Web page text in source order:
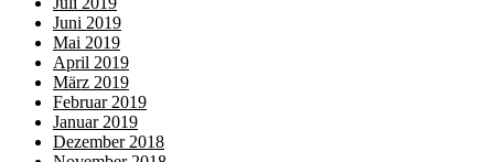
Juni 2019
Mai 2019
April 2019
März 2019
Februar 2019
Januar 2019
Dezember 2018